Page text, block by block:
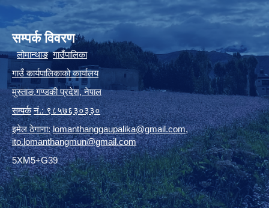
सम्पर्क विवरण
लोमान्थाङ गाउँपालिका
गाउँ कार्यपालिकाको कार्यालय
मुस्ताङ,गण्डकी प्रदेश,नेपाल
सम्पर्क नं.: ९८५७६३०३३०
इमेल ठेगाना: lomanthanggaupalika@gmail.com,
ito.lomanthangmun@gmail.com
5XM5+G39